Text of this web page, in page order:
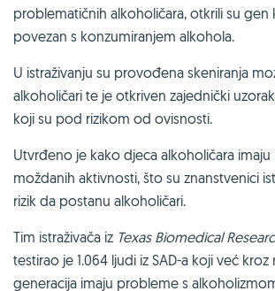
problematičnih alkoholičara, otkrili su
povezan s konzumiranjem alkohola.
U istraživanju su provođena skeniranja
alkoholičari te je otkriven zajednički
koji su pod rizikom od ovisnosti.
Utvrđeno je kako djeca alkoholičara imaju
moždanih aktivnosti, što su znanstvenici
rizik da postanu alkoholičari.
Tim istraživača iz Texas Biomedical
testirao je 1.064 ljudi iz SAD-a koji već
generacija imaju probleme s